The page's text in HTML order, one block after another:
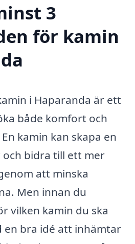
3
för kamin
i Haparanda är ett
både komfort och
kamin kan skapa en
bidra till ett mer
att minska
Men innan du
vilken kamin du ska
en bra idé att inhämtar